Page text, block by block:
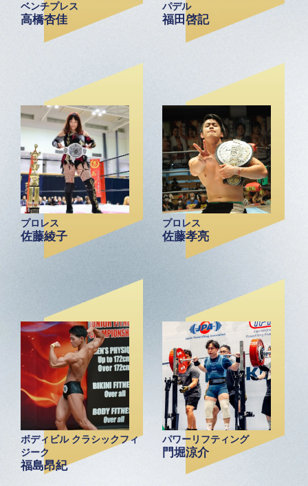
ベンチプレス
高橋杏佳
パデル
福田啓記
プロレス
佐藤綾子
プロレス
佐藤孝亮
ボディビル クラシックフィ
ジーク
福島昂紀
パワーリフティング
門堀涼介